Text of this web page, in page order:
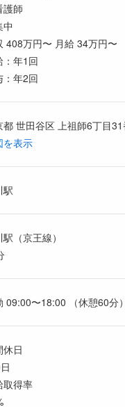
護師
中
408万円〜 月給 34万円〜
：年1回
：年2回
都 世田谷区 上祖師6丁目
を表示
駅
（京王線）
09:00〜18:00 （休憩60分）
休日
取得率